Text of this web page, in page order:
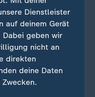
4
Bacuna tankt
gegen zwei
kommt er zum
Dienstleister
auf deinem Gerät
geben wir
nicht an
direkten
deine Daten